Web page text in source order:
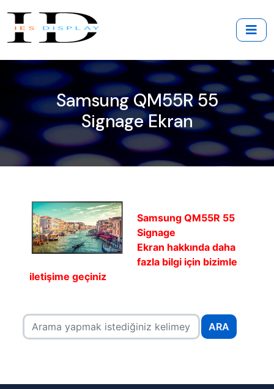
Samsung QM55R 55
Signage Ekran
Samsung QM55R 55
Signage
Ekran hakkında daha
fazla bilgi için bizimle
iletişime geçiniz
ARA